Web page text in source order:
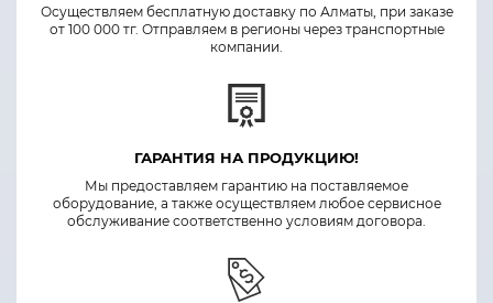
Осуществляем бесплатную доставку по Алматы, при заказе
от 100 000 тг. Отправляем в регионы через транспортные
компании.
ГАРАНТИЯ НА ПРОДУКЦИЮ!
Мы предоставляем гарантию на поставляемое
оборудование, а также осуществляем любое сервисное
обслуживание соответственно условиям договора.